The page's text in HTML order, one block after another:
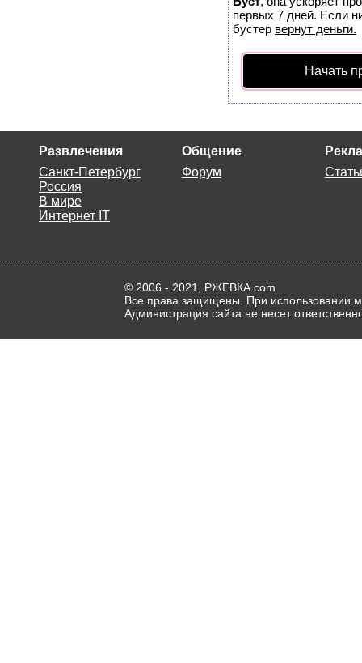
первых 7 дней. Если
бустер вернут деньги.
Начать
Развлечения
Санкт-Петербург
Россия
В мире
Интернет IT
Общение
Форум
© 2006 - 2021, РЖЕВКА.com
Все права защищены. При использовании
Администрация сайта не несет